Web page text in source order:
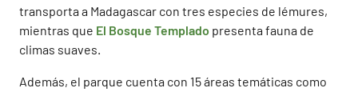
transporta a Madagascar con tres especies de lémures,
mientras que El Bosque Templado presenta fauna de
climas suaves.
Además, el parque cuenta con 15 áreas temáticas como